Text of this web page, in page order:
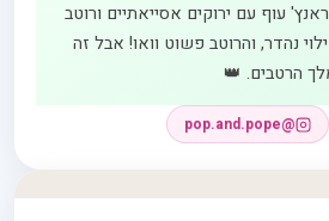
עוף עם ירוקים אסייאתיים ורוטב
נהדר, והרוטב פשוט וואו! אבל זה
הרטבים. 👑
@pop.and.pope